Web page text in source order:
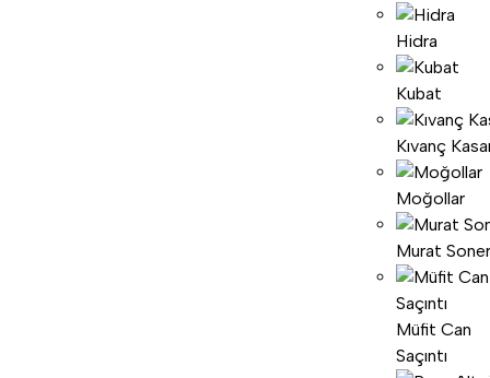
Hidra
Kubat
Kıvanç
Moğollar
Murat Soner
Müfit Can
Saçıntı